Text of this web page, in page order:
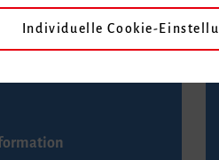
Individuelle Cookie-